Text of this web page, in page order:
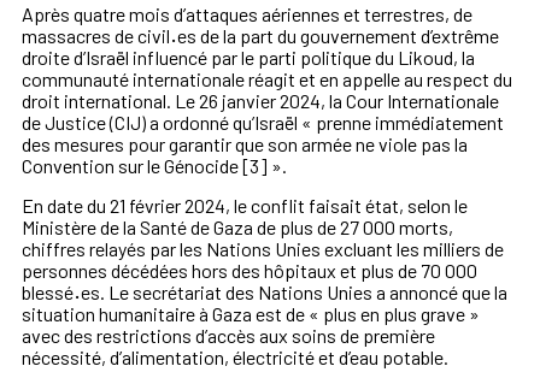
Après quatre mois d’attaques aériennes et terrestres, de
massacres de civil·es de la part du gouvernement d’extrême
droite d’Israël influencé par le parti politique du Likoud, la
communauté internationale réagit et en appelle au respect du
droit international. Le 26 janvier 2024, la Cour Internationale
de Justice (CIJ) a ordonné qu’Israël « prenne immédiatement
des mesures pour garantir que son armée ne viole pas la
Convention sur le Génocide [3] ».
En date du 21 février 2024, le conflit faisait état, selon le
Ministère de la Santé de Gaza de plus de 27 000 morts,
chiffres relayés par les Nations Unies excluant les milliers de
personnes décédées hors des hôpitaux et plus de 70 000
blessé·es. Le secrétariat des Nations Unies a annoncé que la
situation humanitaire à Gaza est de « plus en plus grave »
avec des restrictions d’accès aux soins de première
nécessité, d’alimentation, électricité et d’eau potable.